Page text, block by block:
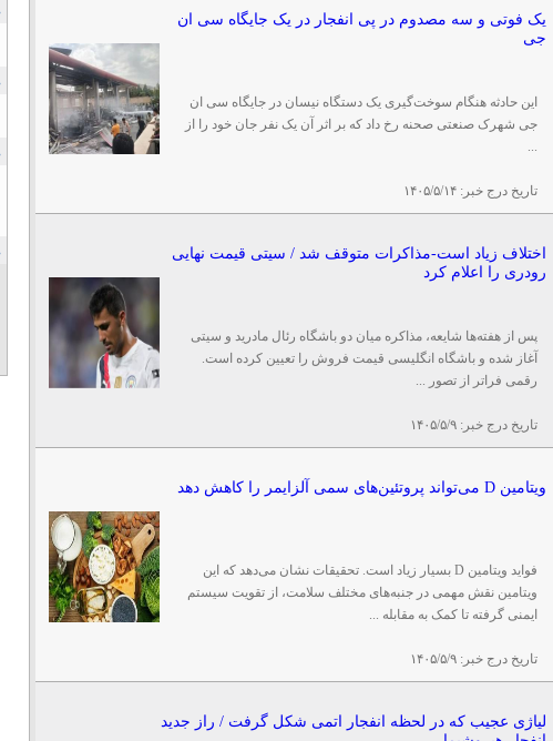
یک فوتی و سه مصدوم در پی انفجار در یک جایگاه سی ان
جی
این حادثه هنگام سوخت‌گیری یک دستگاه نیسان در جایگاه سی ان
جی شهرک صنعتی صحنه رخ داد که بر اثر آن یک نفر جان خود را از
...
تاریخ درج خبر:۱۴۰۵/۵/۱۴
اختلاف زیاد است-مذاکرات متوقف شد / سیتی قیمت نهایی
رودری را اعلام کرد
پس از هفته‌ها شایعه، مذاکره میان دو باشگاه رئال مادرید و سیتی
آغاز شده و باشگاه انگلیسی قیمت فروش را تعیین کرده است.
رقمی فراتر از تصور ...
تاریخ درج خبر:۱۴۰۵/۵/۹
ویتامین D می‌تواند پروتئین‌های سمی آلزایمر را کاهش دهد
فواید ویتامین D بسیار زیاد است. تحقیقات نشان می‌دهد که این
ویتامین نقش مهمی در جنبه‌های مختلف سلامت، از تقویت سیستم
ایمنی گرفته تا کمک به مقابله ...
تاریخ درج خبر:۱۴۰۵/۵/۹
لیاژی عجیب که در لحظه انفجار اتمی شکل گرفت / راز جدید